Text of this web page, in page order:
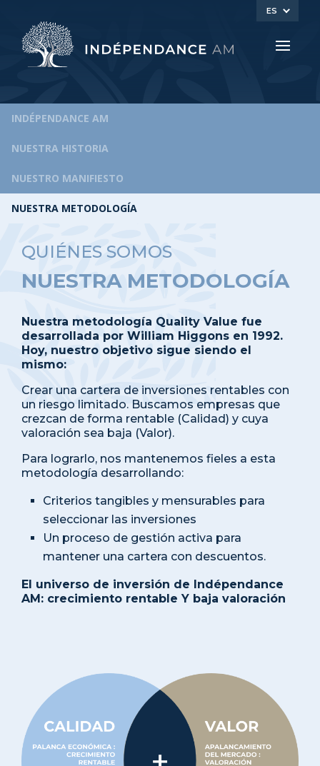
ES
INDÉPENDANCE AM
NUESTRA HISTORIA
NUESTRO MANIFIESTO
NUESTRA METODOLOGÍA
QUIÉNES SOMOS
NUESTRA METODOLOGÍA
Nuestra metodología Quality Value fue
desarrollada por William Higgons en 1992.
Hoy, nuestro objetivo sigue siendo el
mismo:
Crear una cartera de inversiones rentables con
un riesgo limitado. Buscamos empresas que
crezcan de forma rentable (Calidad) y cuya
valoración sea baja (Valor).
Para lograrlo, nos mantenemos fieles a esta
metodología desarrollando:
Criterios tangibles y mensurables para
seleccionar las inversiones
Un proceso de gestión activa para
mantener una cartera con descuentos.
El universo de inversión de Indépendance
AM: crecimiento rentable Y baja valoración